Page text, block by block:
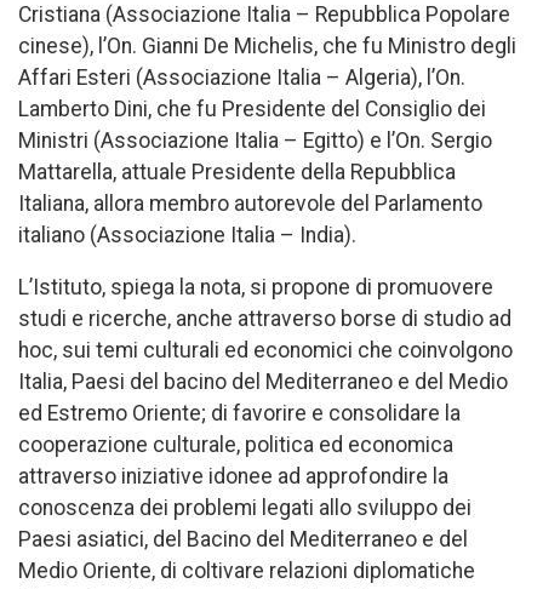
Cristiana (Associazione Italia – Repubblica Popolare
cinese), l’On. Gianni De Michelis, che fu Ministro degli
Affari Esteri (Associazione Italia – Algeria), l’On.
Lamberto Dini, che fu Presidente del Consiglio dei
Ministri (Associazione Italia – Egitto) e l’On. Sergio
Mattarella, attuale Presidente della Repubblica
Italiana, allora membro autorevole del Parlamento
italiano (Associazione Italia – India).
L’Istituto, spiega la nota, si propone di promuovere
studi e ricerche, anche attraverso borse di studio ad
hoc, sui temi culturali ed economici che coinvolgono
Italia, Paesi del bacino del Mediterraneo e del Medio
ed Estremo Oriente; di favorire e consolidare la
cooperazione culturale, politica ed economica
attraverso iniziative idonee ad approfondire la
conoscenza dei problemi legati allo sviluppo dei
Paesi asiatici, del Bacino del Mediterraneo e del
Medio Oriente, di coltivare relazioni diplomatiche